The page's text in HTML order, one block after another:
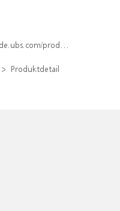
detail/index/isin/DE000WA4LVT6
Produktdetail